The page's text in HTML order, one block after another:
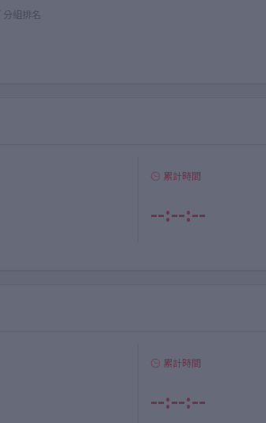
分組排名
累計時間
--:--:--
累計時間
--:--:--